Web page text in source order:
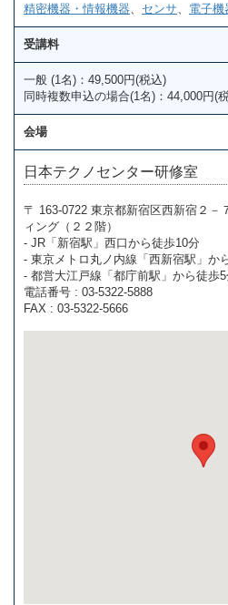
精密機器・情報機器 センサ 電子機
受講料
一般 (1名)：49,500円(税込)
同時複数申込の場合(1名)：44,000円(
会場
日本テクノセンター研修室
〒 163-0722 東京都新宿区西新宿２
ィング（２２階）
- JR「新宿駅」西口から徒歩10分
- 東京メトロ丸ノ内線「西新宿駅」か
- 都営大江戸線「都庁前駅」から徒歩5
電話番号 : 03-5322-5888
FAX : 03-5322-5666